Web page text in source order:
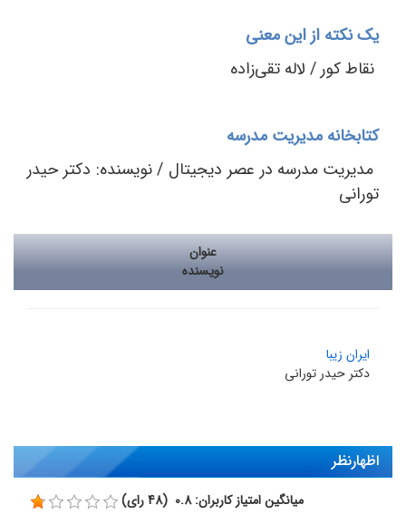
یک نکته از این معنی
نقاط کور / لاله تقی‌زاده
کتابخانه مدیریت مدرسه
مدیریت مدرسه در عصر دیجیتال / نویسنده: دکتر حیدر
تورانی
عنوان
نویسنده
ایران زیبا
دکتر حیدر تورانی
اظهارنظر
میانگین امتیاز کاربران: 0.8 (48 رای)